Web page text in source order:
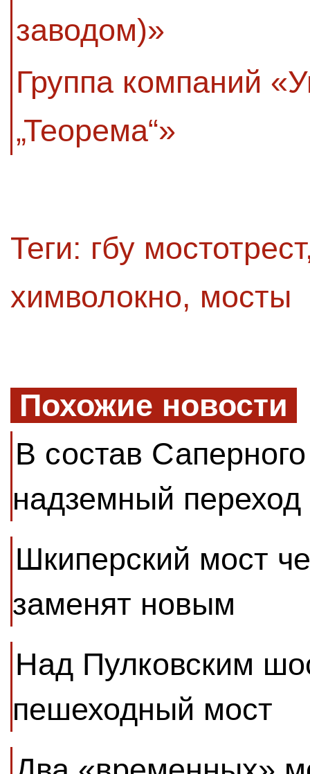
заводом)»
Группа компаний
„Теорема“»
Теги: гбу мостотрест
химволокно, мосты
Похожие новости
В состав
надземный переход
Шкиперский мост
заменят новым
Над Пулковским
пешеходный мост